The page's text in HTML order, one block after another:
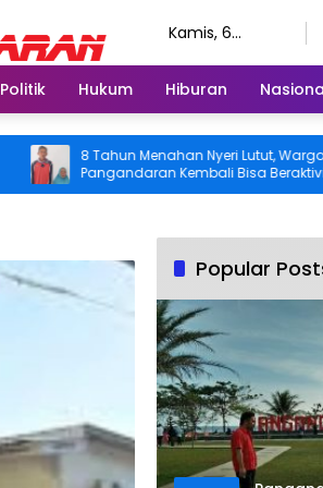
Kamis, 6
Politik Hukum Hiburan
8 Tahun Menahan Nyeri Lutut, Warga
Pangandaran Kembali Bisa Beraktivitas
Usai Operasi Gratis Ditanggung BPJS
Popular